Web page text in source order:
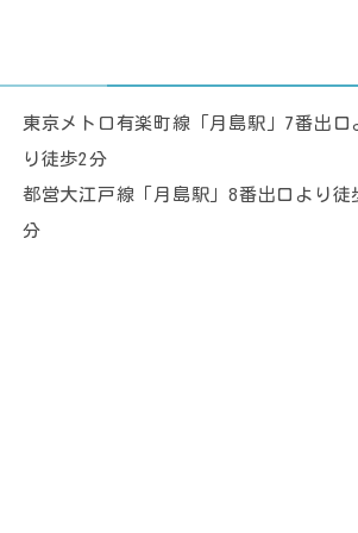
東京メトロ有楽町線「月島駅」7番出口
り徒歩2分
都営大江戸線「月島駅」8番出口より徒
分